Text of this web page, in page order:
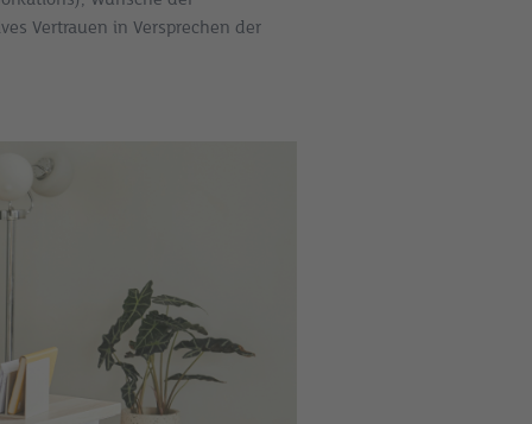
Vertrauen in Versprechen der